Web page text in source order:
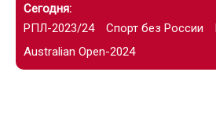
Сегодня:
РПЛ-2023/24
Спорт без России
Australian Open-2024